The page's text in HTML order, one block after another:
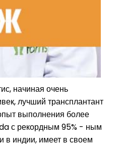
начиная очень
лучший трансплантант
выполнения более
с рекордным 95% - ным
в индии, имеет в своем